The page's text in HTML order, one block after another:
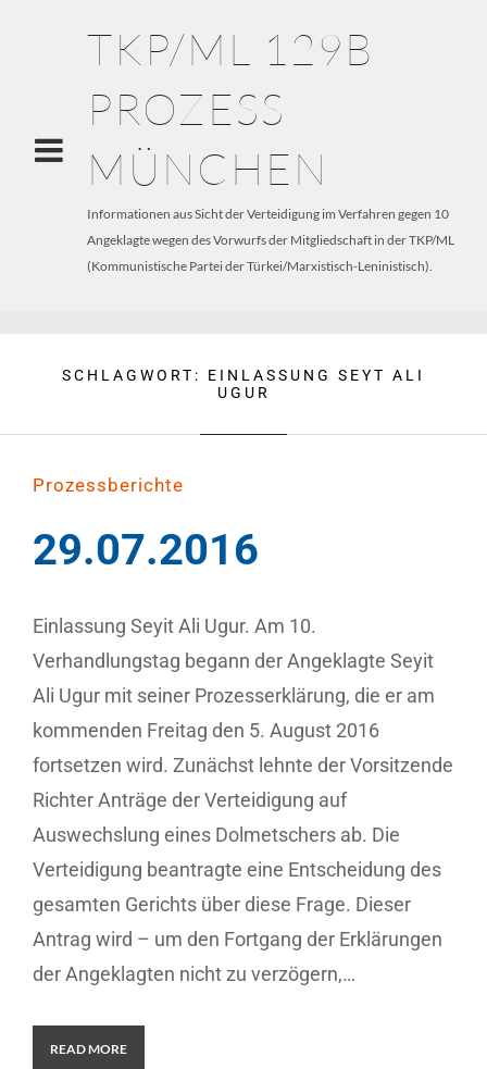
TKP/ML 129B
PROZESS
MÜNCHEN
Informationen aus Sicht der Verteidigung im Verfahren gegen 10
Angeklagte wegen des Vorwurfs der Mitgliedschaft in der TKP/ML
(Kommunistische Partei der Türkei/Marxistisch-Leninistisch).
SCHLAGWORT: EINLASSUNG SEYT ALI
UGUR
Prozessberichte
29.07.2016
Einlassung Seyit Ali Ugur. Am 10.
Verhandlungstag begann der Angeklagte Seyit
Ali Ugur mit seiner Prozesserklärung, die er am
kommenden Freitag den 5. August 2016
fortsetzen wird. Zunächst lehnte der Vorsitzende
Richter Anträge der Verteidigung auf
Auswechslung eines Dolmetschers ab. Die
Verteidigung beantragte eine Entscheidung des
gesamten Gerichts über diese Frage. Dieser
Antrag wird – um den Fortgang der Erklärungen
der Angeklagten nicht zu verzögern,…
READ MORE